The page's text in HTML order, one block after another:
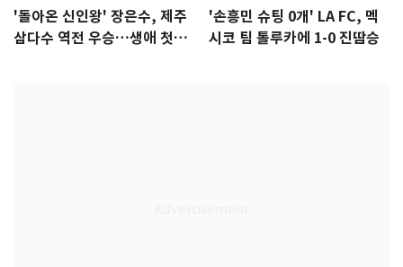
'돌아온 신인왕' 장은수, 제주
삼다수 역전 우승…생애 첫승
'손흥민 슈팅 0개' LA FC, 멕
시코 팀 톨루카에 1-0 진땀승